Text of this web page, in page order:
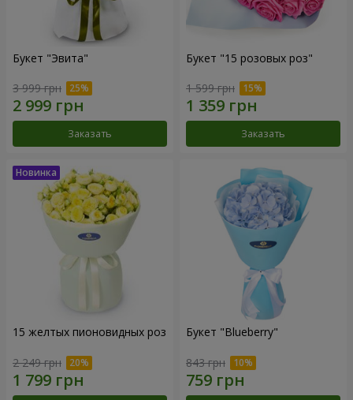
Букет "Эвита"
3 999 грн
Заказать
Букет "15 розовых роз"
1 599 грн
Заказать
15 желтых пионовидных роз
2 249 грн
Букет "Blueberry"
843 грн